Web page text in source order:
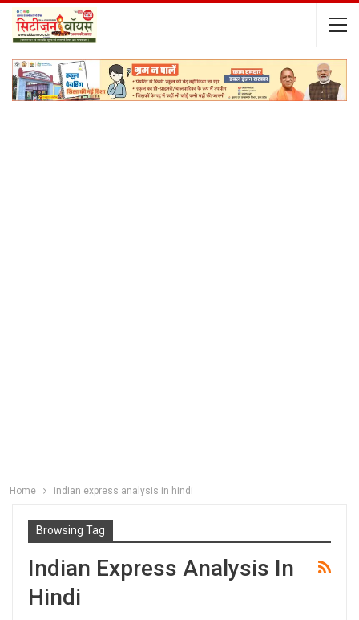
Home indian express analysis in hindi
Browsing Tag
Indian Express Analysis In
Hindi